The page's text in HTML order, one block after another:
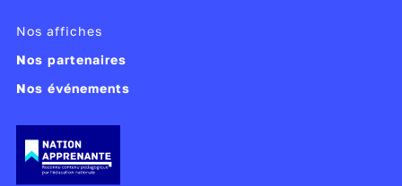
Nos affiches
Nos partenaires
Nos événements